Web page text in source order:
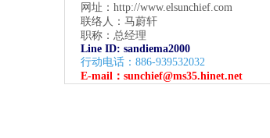
网址： http://www.elsunchief.com
联络人：马蔚轩
职称：总经理
Line ID: sandiema2000
行动电话：886-939532032
E-mail： sunchief@ms35.hinet.net